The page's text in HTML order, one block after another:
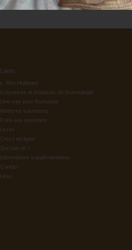
Liens
L. Ron Hubbard
Croyances et pratiques de Scientologie
Une voix pour l’humanité
Ministres volontaires
Foire aux questions
Livres
Cours en ligne
Qui suis-je ?
Informations supplémentaires
Contact
Lieux